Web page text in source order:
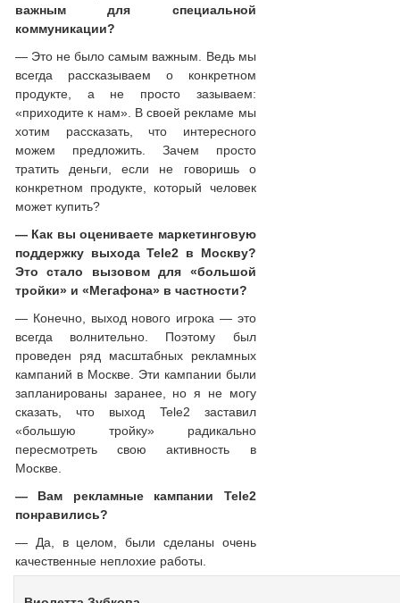
важным для специальной
коммуникации?
— Это не было самым важным. Ведь мы
всегда рассказываем о конкретном
продукте, а не просто зазываем:
«приходите к нам». В своей рекламе мы
хотим рассказать, что интересного
можем предложить. Зачем просто
тратить деньги, если не говоришь о
конкретном продукте, который человек
может купить?
— Как вы оцениваете маркетинговую
поддержку выхода Tele2 в Москву?
Это стало вызовом для «большой
тройки» и «Мегафона» в частности?
— Конечно, выход нового игрока — это
всегда волнительно. Поэтому был
проведен ряд масштабных рекламных
кампаний в Москве. Эти кампании были
запланированы заранее, но я не могу
сказать, что выход Tele2 заставил
«большую тройку» радикально
пересмотреть свою активность в
Москве.
— Вам рекламные кампании Tele2
понравились?
— Да, в целом, были сделаны очень
качественные неплохие работы.